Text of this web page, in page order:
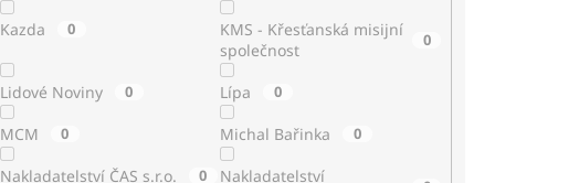
Kazda 0
KMS - Křesťanská misijní
společnost
0
Lidové Noviny 0 Lípa 0
MCM 0 Michal Bařinka 0
Nakladatelství ČAS s.r.o. 0
Nakladatelství